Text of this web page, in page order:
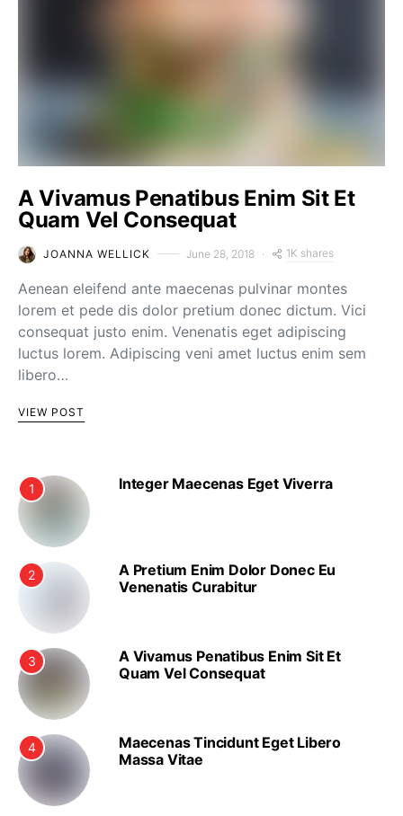
A Vivamus Penatibus Enim Sit Et
Quam Vel Consequat
JOANNA WELLICK June 28, 2018 1K shares
Aenean eleifend ante maecenas pulvinar montes
lorem et pede dis dolor pretium donec dictum. Vici
consequat justo enim. Venenatis eget adipiscing
luctus lorem. Adipiscing veni amet luctus enim sem
libero…
VIEW POST
1 Integer Maecenas Eget Viverra
2
A Pretium Enim Dolor Donec Eu
Venenatis Curabitur
3
A Vivamus Penatibus Enim Sit Et
Quam Vel Consequat
4
Maecenas Tincidunt Eget Libero
Massa Vitae